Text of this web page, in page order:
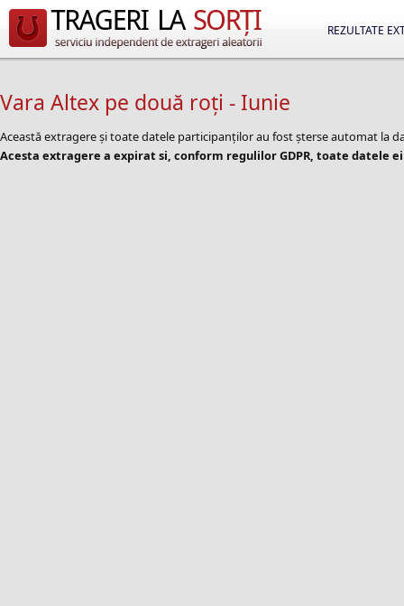
REZULTATE
Vara Altex pe două roți - Iunie
Această extragere și toate datele participanților au fost șterse automat la
Acesta extragere a expirat si, conform regulilor GDPR, toate datele